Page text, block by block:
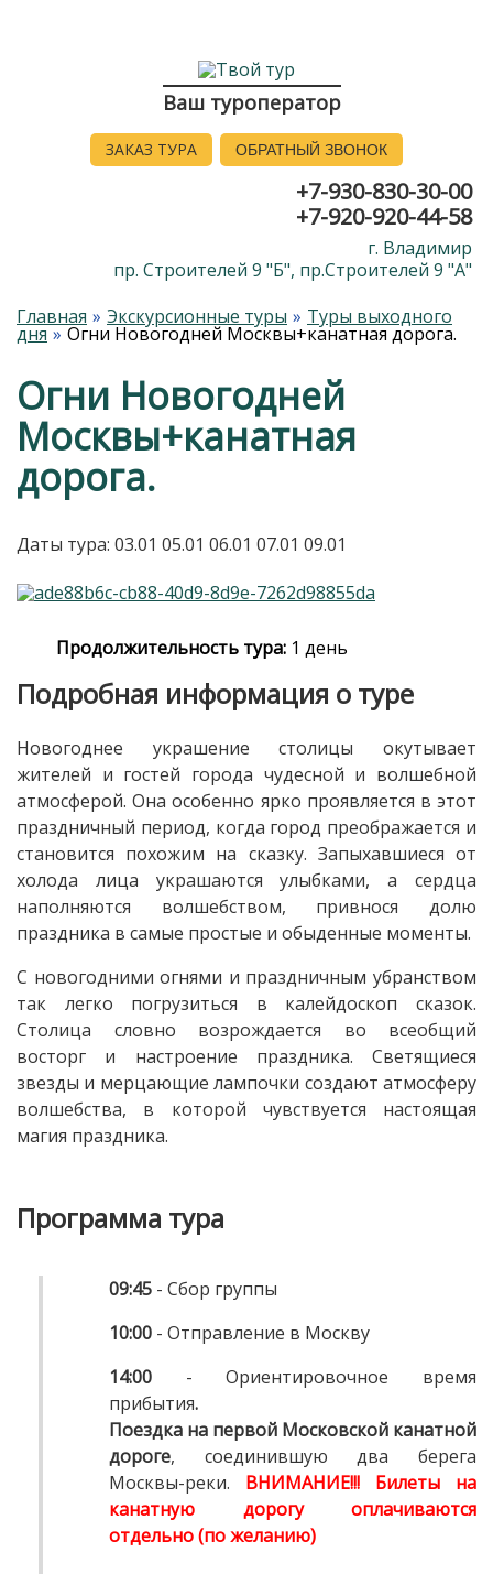
Ваш туроператор
ЗАКАЗ ТУРА ОБРАТНЫЙ ЗВОНОК
+7-930-830-30-00
+7-920-920-44-58
г. Владимир
пр. Строителей 9 "Б", пр.Строителей 9 "А"
Главная
Экскурсионные туры Туры выходного
дня Огни Новогодней Москвы+канатная дорога.
Огни Новогодней
Москвы+канатная
дорога.
Даты тура: 03.01 05.01 06.01 07.01 09.01
Продолжительность тура: 1 день
Подробная информация о туре
Новогоднее украшение столицы окутывает
жителей и гостей города чудесной и волшебной
атмосферой. Она особенно ярко проявляется в этот
праздничный период, когда город преображается и
становится похожим на сказку. Запыхавшиеся от
холода лица украшаются улыбками, а сердца
наполняются волшебством, привнося долю
праздника в самые простые и обыденные моменты.
С новогодними огнями и праздничным убранством
так легко погрузиться в калейдоскоп сказок.
Столица словно возрождается во всеобщий
восторг и настроение праздника. Светящиеся
звезды и мерцающие лампочки создают атмосферу
волшебства, в которой чувствуется настоящая
магия праздника.
Программа тура
09:45 - Сбор группы
10:00 - Отправление в Москву
14:00 - Ориентировочное время
прибытия.
Поездка на первой Московской канатной
дороге, соединившую два берега
Москвы-реки. ВНИМАНИЕ!!! Билеты на
канатную дорогу оплачиваются
отдельно (по желанию)